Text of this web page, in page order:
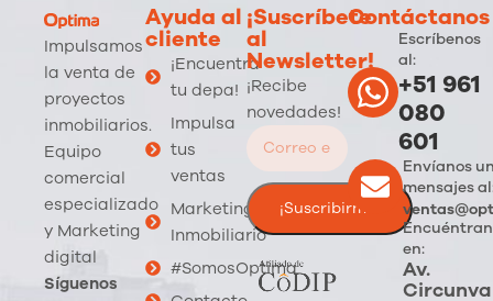
Impulsamos
la venta de
proyectos
inmobiliarios.
Equipo
comercial
especializado
y Marketing
digital
Síguenos
Ayuda al
cliente
¡Encuentra
tu depa!
Impulsa
tus
ventas
Marketing
Inmobiliario
#SomosOptima
¡Suscríbete
al
Newsletter!
¡Recibe
novedades!
Contáctanos
Escríbenos
al:
+51 961
080
601
Envíanos
mensajes
en:
Av.